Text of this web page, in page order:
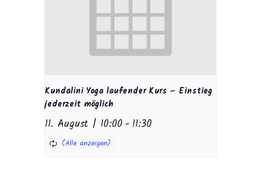
Kundalini Yoga laufender Kurs – Einstieg
jederzeit möglich
11. August | 10:00 -11:30